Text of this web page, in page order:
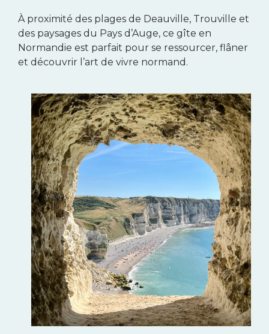
À proximité des plages de Deauville, Trouville et
des paysages du Pays d’Auge, ce gîte en
Normandie est parfait pour se ressourcer, flâner
et découvrir l’art de vivre normand.